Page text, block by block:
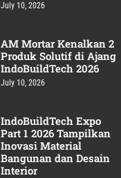
July 10, 2026
AM Mortar Kenalkan 2
Produk Solutif di Ajang
IndoBuildTech 2026
July 10, 2026
IndoBuildTech Expo
Part 1 2026 Tampilkan
Inovasi Material
Bangunan dan Desain
Interior